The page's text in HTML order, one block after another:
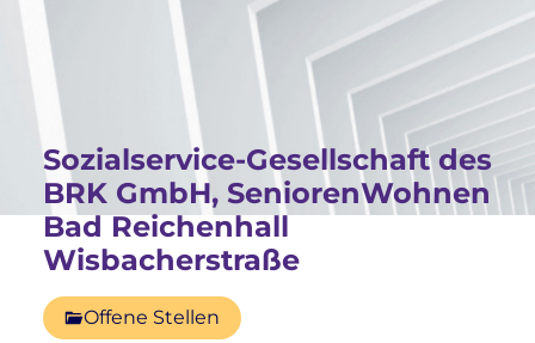
Sozialservice-Gesellschaft des
BRK GmbH, SeniorenWohnen
Bad Reichenhall
Wisbacherstraße
Offene Stellen